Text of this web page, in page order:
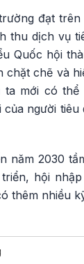
đạt
thu dịch vụ
Quốc hội
chẽ và
mới có
người
năm 2030
hội
thêm nhiều